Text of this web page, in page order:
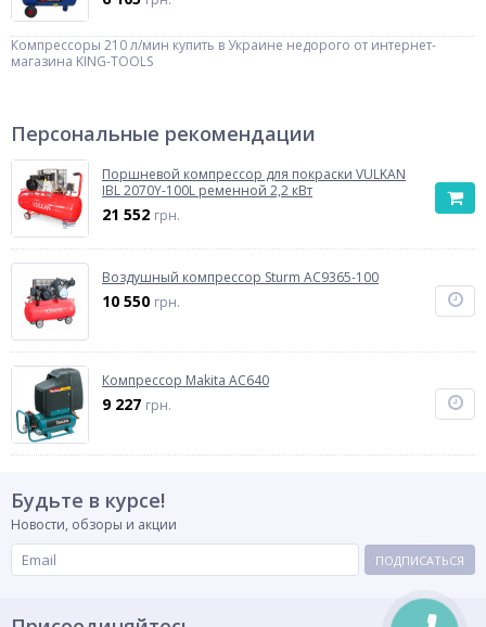
Компрессоры 210 л/мин купить в Украине недорого от интернет-
магазина KING-TOOLS
Персональные рекомендации
Поршневой компрессор для покраски VULKAN
IBL 2070Y-100L ременной 2,2 кВт
21 552 грн.
Воздушный компрессор Sturm AC9365-100
10 550 грн.
Компрессор Makita AC640
9 227 грн.
Будьте в курсе!
Новости, обзоры и акции
ПОДПИСАТЬСЯ